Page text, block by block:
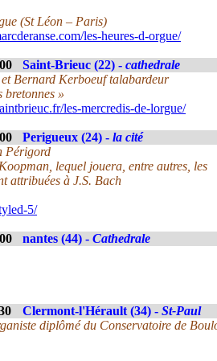
(St Léon – Paris)
les-heures-d-orgue/
Saint-Brieuc (22) - cathedrale
Bernard Kerboeuf talabardeur
bretonnes »
les-mercredis-de-lorgue/
Perigueux (24) - la cité
Périgord
lequel jouera, entre autres, les
attribuées à J.S. Bach
5/
nantes (44) - Cathedrale
Clermont-l'Hérault (34) - St-Paul
diplômé du Conservatoire de